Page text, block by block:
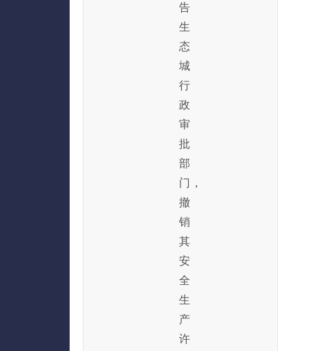
告
生
态
城
行
政
审
批
部
门，
撤
销
其
安
全
生
产
许